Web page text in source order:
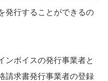
発行することができるの
ンボイスの発行事業者と
請求書発行事業者の登録